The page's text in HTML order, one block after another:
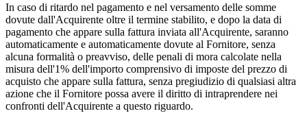
In caso di ritardo nel pagamento e nel versamento delle somme
dovute dall'Acquirente oltre il termine stabilito, e dopo la data di
pagamento che appare sulla fattura inviata all'Acquirente, saranno
automaticamente e automaticamente dovute al Fornitore, senza
alcuna formalità o preavviso, delle penali di mora calcolate nella
misura dell'1% dell'importo comprensivo di imposte del prezzo di
acquisto che appare sulla fattura, senza pregiudizio di qualsiasi altra
azione che il Fornitore possa avere il diritto di intraprendere nei
confronti dell'Acquirente a questo riguardo.